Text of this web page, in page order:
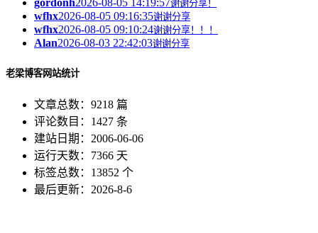
gordonh2026-08-05 14:19:57谢谢分享！
wfhx2026-08-05 09:16:35谢谢分享
wfhx2026-08-05 09:10:24谢谢分享！！！
Alan2026-08-03 22:42:03谢谢分享
老梁博客网站统计
文章总数：9218 篇
评论数目：1427 条
建站日期：2006-06-06
运行天数：7366 天
标签总数：13852 个
最后更新：2026-8-6